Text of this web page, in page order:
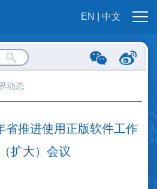
EN 中文
动态
省推进使用正版软件工作
扩大）会议